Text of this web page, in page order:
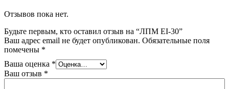
Отзывов пока нет.
Будьте первым, кто оставил отзыв на “ЛПМ EI-30”
Ваш адрес email не будет опубликован. Обязательные поля
помечены *
Ваша оценка *
Ваш отзыв *